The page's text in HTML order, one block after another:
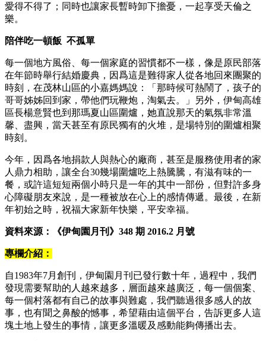
愛得不得了；同時也讓家長暫時卸下擔憂，一起享受天倫之
樂。
陪伴吃一頓飯 不孤單
每一個地方風俗、每一個家庭的習慣都不一樣，像是原民部落
在年節時舉行結婚慶典，因爲這是難得家人從各地回來團聚的
時刻，在茂林山區的小嘉媽媽說：「那時候可熱鬧了，孩子的
哥哥姊姊回到家，帶他們玩鞭炮，淘氣去。」另外，伊甸高雄
區長楊意賢也到那瑪夏山區圍爐，她直說那天的氣氛非常溫
馨、盡興，當天甚至有原民獨有的火堆，是場特別的圍爐相聚
時刻。
今年，因爲各地捐款人與熱心的廠商，甚至是服務使用者的家
人鼎力相助，讓全台30幾場圍爐吃上熱騰騰，有滋有味的一
餐，或許這短短兩個小時只是一年的其中一部份，但對許多身
心障礙朋友來說，是一種被放在心上的感情傳遞。最後，在新
年初始之時，祝福大家新年快樂，平安幸福。
資料來源：《伊甸園月刊》348 期 2016.2 月號
專欄介紹：
自1983年7月創刊，伊甸園月刊已發行數十年，過程中，我們
發現需要幫助的人越來越多，層面越來越廣泛，每一個個案、
每一個村落都有自己的故事與難處，我們聽過很多感人的故
事，也有聞之鼻酸的憾事，希望藉由這個平台，告訴更多人這
塊土地上發生的事情，讓更多溫暖及感動能夠傳播出去。